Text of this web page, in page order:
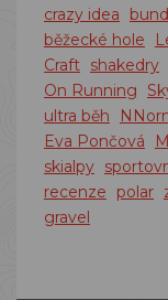
crazy idea
běžecké hole
Craft shakedry
On Running
ultra běh
Eva Pončová
skialpy
recenze
polar
gravel